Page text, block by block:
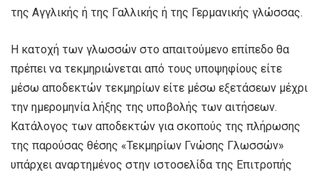
της Αγγλικής ή της Γαλλικής ή της Γερμανικής γλώσσας.
Η κατοχή των γλωσσών στο απαιτούμενο επίπεδο θα
πρέπει να τεκμηριώνεται από τους υποψηφίους είτε
μέσω αποδεκτών τεκμηρίων είτε μέσω εξετάσεων μέχρι
την ημερομηνία λήξης της υποβολής των αιτήσεων.
Κατάλογος των αποδεκτών για σκοπούς της πλήρωσης
της παρούσας θέσης «Τεκμηρίων Γνώσης Γλωσσών»
υπάρχει αναρτημένος στην ιστοσελίδα της Επιτροπής